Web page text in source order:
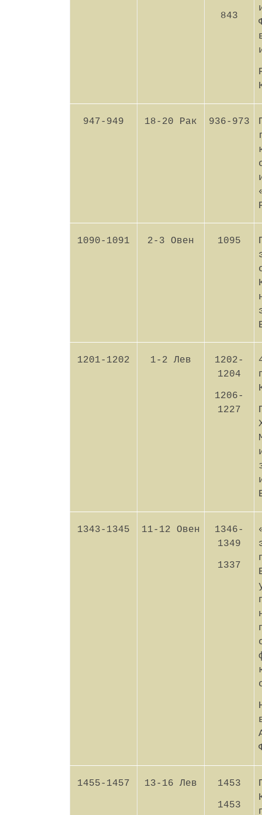
843
947-949 18-20 Рак 936-973
1090-1091 2-3 Овен 1095
1201-1202 1-2 Лев
1202-
1204
1206-
1227
1343-1345 11-12 Овен
1346-
1349
1337
1455-1457 13-16 Лев 1453
1453